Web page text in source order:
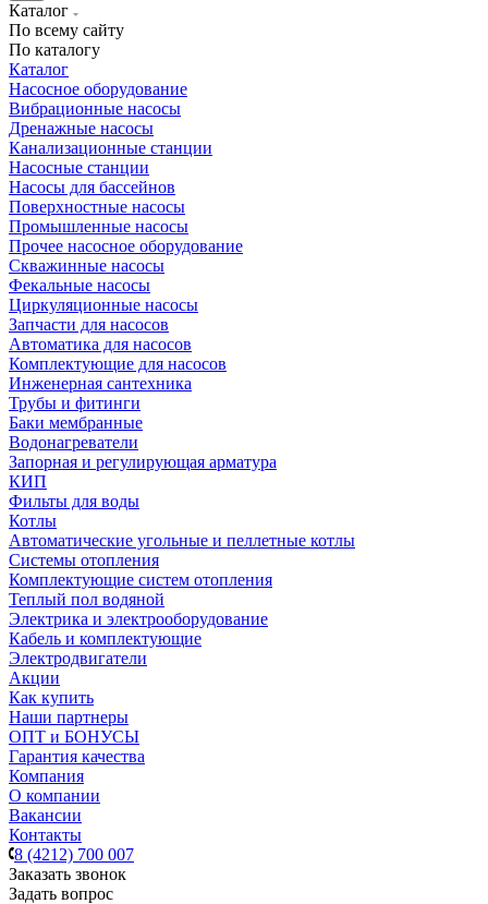
Каталог
По всему сайту
По каталогу
Каталог
Насосное оборудование
Вибрационные насосы
Дренажные насосы
Канализационные станции
Насосные станции
Насосы для бассейнов
Поверхностные насосы
Промышленные насосы
Прочее насосное оборудование
Скважинные насосы
Фекальные насосы
Циркуляционные насосы
Запчасти для насосов
Автоматика для насосов
Комплектующие для насосов
Инженерная сантехника
Трубы и фитинги
Баки мембранные
Водонагреватели
Запорная и регулирующая арматура
КИП
Фильты для воды
Котлы
Автоматические угольные и пеллетные котлы
Системы отопления
Комплектующие систем отопления
Теплый пол водяной
Электрика и электрооборудование
Кабель и комплектующие
Электродвигатели
Акции
Как купить
Наши партнеры
ОПТ и БОНУСЫ
Гарантия качества
Компания
О компании
Вакансии
Контакты
8 (4212) 700 007
Заказать звонок
Задать вопрос